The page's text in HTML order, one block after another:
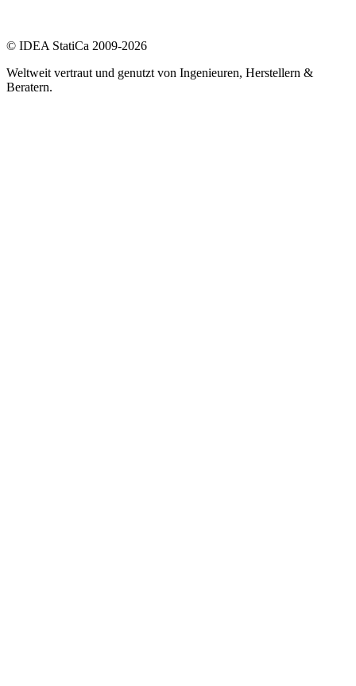
© IDEA StatiCa 2009-2026
Weltweit vertraut und genutzt von Ingenieuren, Herstellern &
Beratern.